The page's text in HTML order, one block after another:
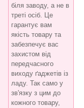
біля заводу, а не в
треті осіб. Це
гарантує вам
якість товару та
забезпечує вас
захистом від
передчасного
виходу ґаджетів із
ладу. Так само у
зв'язку з цим до
кожного товару,